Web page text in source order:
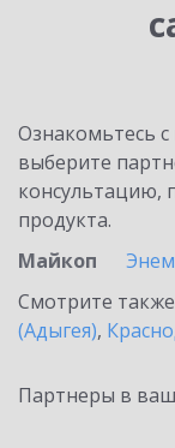
Ознакомьтесь
выберите
консультацию,
продукта.
Майкоп
Энем
Смотрите
(Адыгея),
Партнеры в